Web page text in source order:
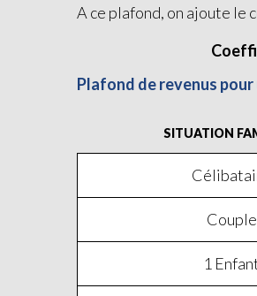
A ce plafond, on ajoute le
Plafond de revenus pour
SITUATION
Couple
1